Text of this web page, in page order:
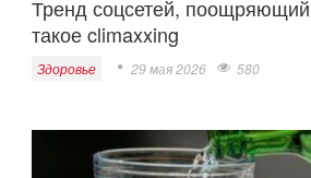
Тренд соцсетей, поощряющий
такое climaxxing
Здоровье 29 мая 2026 580